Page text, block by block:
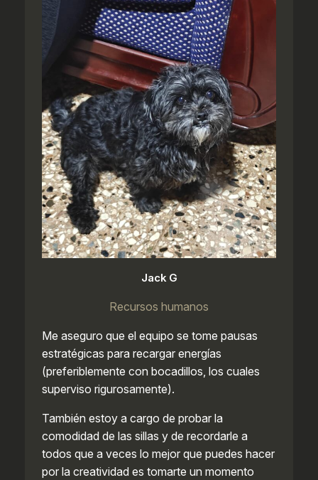
Jack G
Recursos humanos
Me aseguro que el equipo se tome pausas
estratégicas para recargar energías
(preferiblemente con bocadillos, los cuales
superviso rigurosamente).
También estoy a cargo de probar la
comodidad de las sillas y de recordarle a
todos que a veces lo mejor que puedes hacer
por la creatividad es tomarte un momento